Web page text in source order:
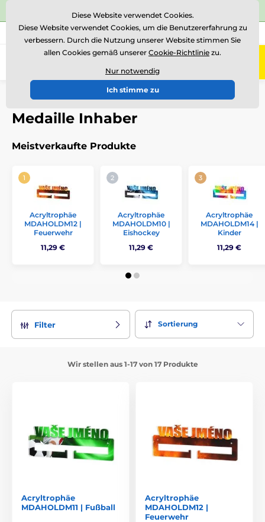
⭐Siehe 504 verifizierte Bewertungen auf
Rufen Sie uns an (Mo-Fr 15-18) +43 676 361 37 22
0
Einführung Medaille Inhaber
Medaille Inhaber
Meistverkaufte Produkte
Acryltrophäe
MDAHOLDM12 |
Feuerwehr
11,29 €
Acryltrophäe
MDAHOLDM10 |
Eishockey
11,29 €
Acryltrophäe
MDAHOLDM14 |
Kinder
11,29 €
Filter Sortierung
Wir stellen aus 1-17 von 17 Produkte
Acryltrophäe
MDAHOLDM11 | Fußball
Acryltrophäe
MDAHOLDM12 |
Feuerwehr
Diese Website verwendet Cookies.
Diese Website verwendet Cookies, um die Benutzererfahrung zu
verbessern. Durch die Nutzung unserer Website stimmen Sie
allen Cookies gemäß unserer Cookie-Richtlinie zu.
Nur notwendig
Ich stimme zu